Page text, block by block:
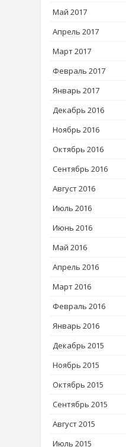
Май 2017
Апрель 2017
Март 2017
Февраль 2017
Январь 2017
Декабрь 2016
Ноябрь 2016
Октябрь 2016
Сентябрь 2016
Август 2016
Июль 2016
Июнь 2016
Май 2016
Апрель 2016
Март 2016
Февраль 2016
Январь 2016
Декабрь 2015
Ноябрь 2015
Октябрь 2015
Сентябрь 2015
Август 2015
Июль 2015